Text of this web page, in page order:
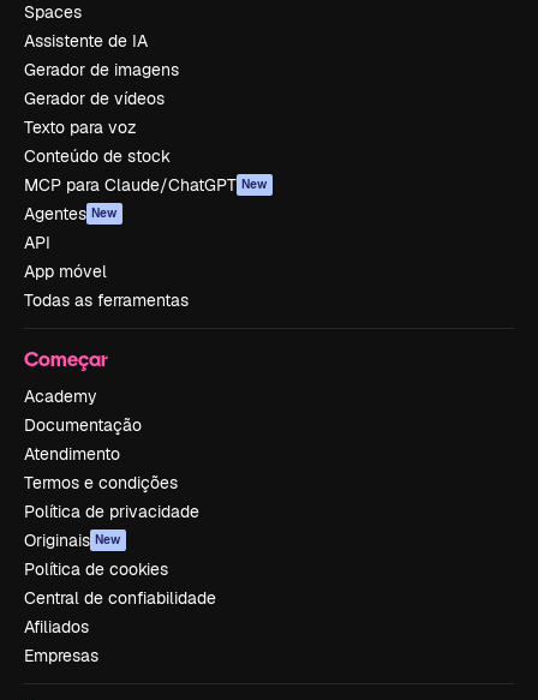
Spaces
Assistente de IA
Gerador de imagens
Gerador de vídeos
Texto para voz
Conteúdo de stock
MCP para Claude/ChatGPT New
Agentes New
API
App móvel
Todas as ferramentas
Começar
Academy
Documentação
Atendimento
Termos e condições
Política de privacidade
Originais New
Política de cookies
Central de confiabilidade
Afiliados
Empresas